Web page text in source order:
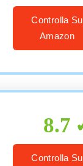
Controlla Su
Amazon
8.7
Controlla Su